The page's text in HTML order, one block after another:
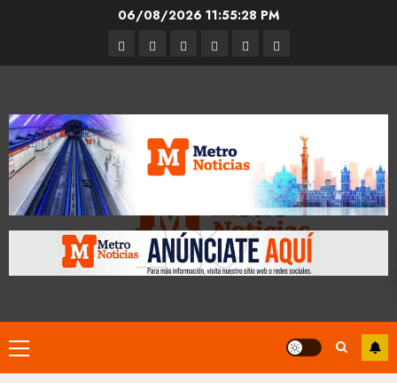
06/08/2026 11:55:30 PM
Entrevistas
Espectáculos
Movilidad
Metro
CDMX
CulturaOpinión
Primary
Menu